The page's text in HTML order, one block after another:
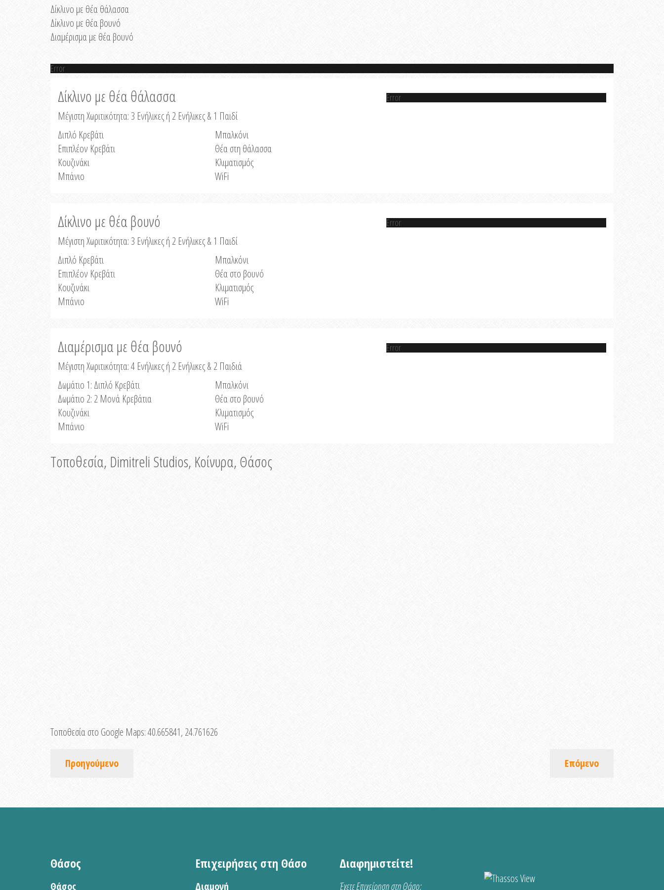
Δίκλινο με θέα θάλασσα
Δίκλινο με θέα βουνό
Διαμέρισμα με θέα βουνό
Error
Δίκλινο με θέα θάλασσα
Μέγιστη Χωριτικότητα: 3 Ενήλικες ή 2 Ενήλικες & 1 Παιδί
Διπλό Κρεβάτι
Επιπλέον Κρεβάτι
Κουζινάκι
Μπάνιο
Μπαλκόνι
Θέα στη θάλασσα
Κλιματισμός
WiFi
Error
Δίκλινο με θέα βουνό
Μέγιστη Χωριτικότητα: 3 Ενήλικες ή 2 Ενήλικες & 1 Παιδί
Διπλό Κρεβάτι
Επιπλέον Κρεβάτι
Κουζινάκι
Μπάνιο
Μπαλκόνι
Θέα στο βουνό
Κλιματισμός
WiFi
Error
Διαμέρισμα με θέα βουνό
Μέγιστη Χωριτικότητα: 4 Ενήλικες ή 2 Ενήλικες & 2 Παιδιά
Δωμάτιο 1: Διπλό Κρεβάτι
Δωμάτιο 2: 2 Μονά Κρεβάτια
Κουζινάκι
Μπάνιο
Μπαλκόνι
Θέα στο βουνό
Κλιματισμός
WiFi
Error
Τοποθεσία, Dimitreli Studios, Κοίνυρα, Θάσος
Τοποθεσία στο Google Maps:40.665841, 24.761626
Προηγούμενο Επόμενο
Θάσος
Θάσος
Επιχειρήσεις στη Θάσο
Διαμονή
Διαφημιστείτε!
Έχετε Επιχείρηση στη Θάσο;